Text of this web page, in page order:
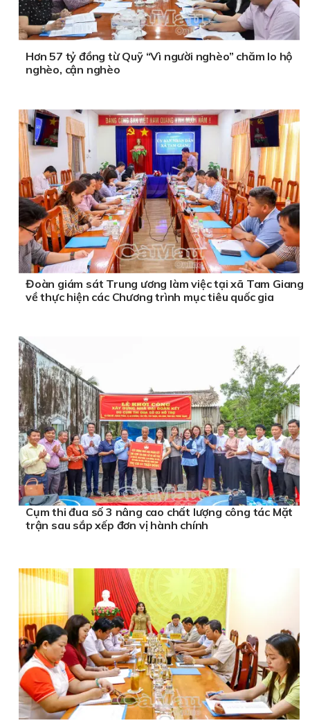
Hơn 57 tỷ đồng từ Quỹ “Vì người nghèo” chăm lo hộ
nghèo, cận nghèo
Đoàn giám sát Trung ương làm việc tại xã Tam Giang
về thực hiện các Chương trình mục tiêu quốc gia
Cụm thi đua số 3 nâng cao chất lượng công tác Mặt
trận sau sắp xếp đơn vị hành chính